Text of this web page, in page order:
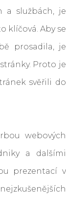
a službách, je
klíčová. Aby se
prosadila, je
Proto je
svěřili do
webových
a dalšími
prezentací v